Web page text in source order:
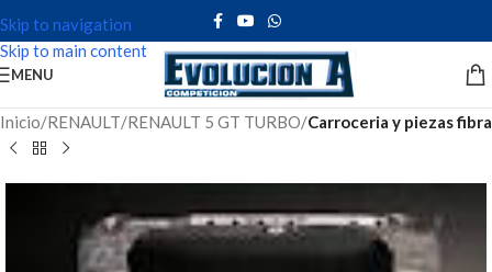
Skip to navigation
Skip to main content
MENU
Inicio RENAULT RENAULT 5 GT TURBO Carroceria y piezas fibra